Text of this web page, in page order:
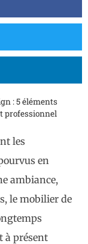
: 5 éléments
professionnel
les
en
ambiance,
le mobilier de
à présent